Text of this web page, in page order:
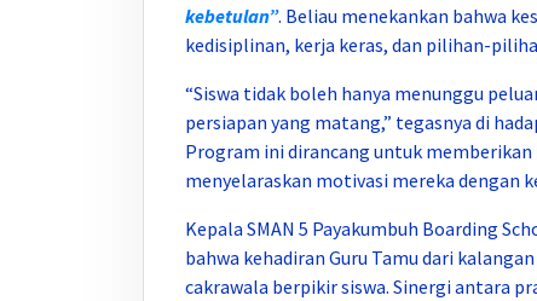
kebetulan”. Beliau menekankan bahwa
kedisiplinan, kerja keras, dan pilihan-
“Siswa tidak boleh hanya menunggu
persiapan yang matang,” tegasnya di
Program ini dirancang untuk
menyelaraskan motivasi mereka dengan
Kepala SMAN 5 Payakumbuh Boarding
bahwa kehadiran Guru Tamu dari
cakrawala berpikir siswa. Sinergi antara